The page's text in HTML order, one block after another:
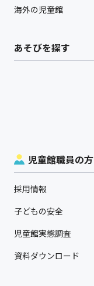
海外の児童館
あそびを探す
児童館職員の方
採用情報
子どもの安全
児童館実態調査
資料ダウンロード